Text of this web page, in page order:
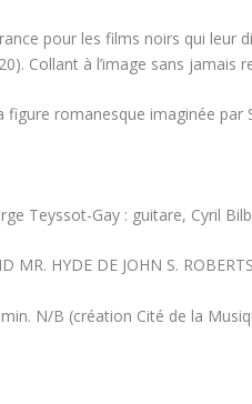
pour les films noirs qui leur
Collant à l’image sans jamais
figure romanesque imaginée par
Teyssot-Gay : guitare, Cyril
MR. HYDE DE JOHN S.
N/B (création Cité de la